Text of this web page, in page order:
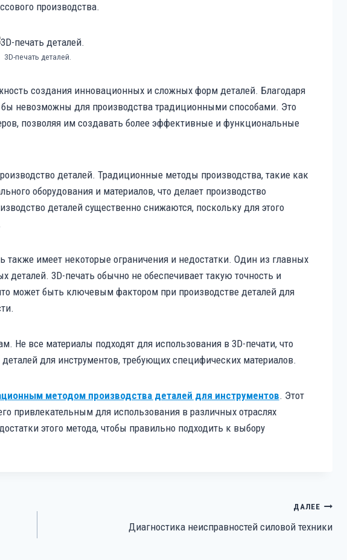
производства.
3D-печать деталей.
создания инновационных и сложных форм деталей. Благодаря
невозможны для производства традиционными способами. Это
позволяя им создавать более эффективные и функциональные
деталей. Традиционные методы производства, такие как
оборудования и материалов, что делает производство
деталей существенно снижаются, поскольку для этого
также имеет некоторые ограничения и недостатки. Один из главных
деталей. 3D-печать обычно не обеспечивает такую точность и
может быть ключевым фактором при производстве деталей для
Не все материалы подходят для использования в 3D-печати, что
для инструментов, требующих специфических материалов.
методом производства деталей для инструментов. Этот
привлекательным для использования в различных отраслях
этого метода, чтобы правильно подходить к выбору
ДАЛЕЕ
Диагностика неисправностей силовой техники